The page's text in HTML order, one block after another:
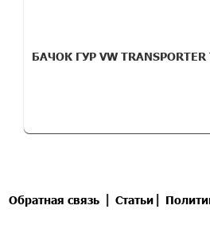
БАЧОК ГУР VW
Обратная связь| Статьи|